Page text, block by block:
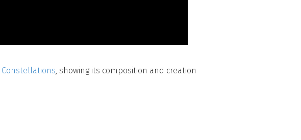
Constellations, showing its composition and creation